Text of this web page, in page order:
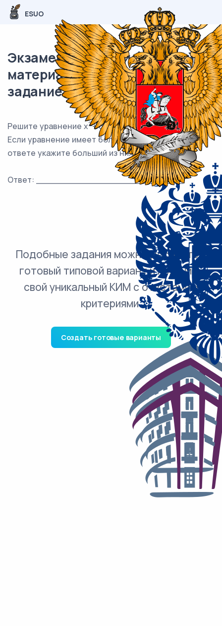
ESUO
Экзаменационный (типовой)
материал ЕГЭ / База / 17
задание (24) / 162
Решите уравнение x2+ 6 = 5x .
Если уравнение имеет больше одного корня, в
ответе укажите больший из них.
Ответ: ___________________________.
Подобные задания можно добавить в
готовый типовой вариант и получить
свой уникальный КИМ с ответами и
критериями.
Создать готовые варианты